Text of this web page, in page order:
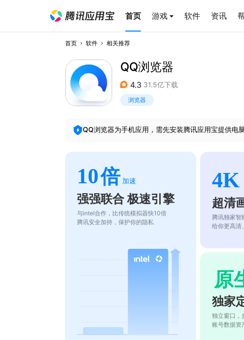
首页 游戏 软件 资讯
首页 软件 相关推荐
QQ浏览器
4.3 31.5亿下载
浏览器
QQ浏览器为手机应用，需先安装腾讯应用宝提供电
10倍 加速
强强联合 极速引擎
与intel合作，比传统模拟器快10倍
腾讯安全加持，保护你的隐私
4K
超清
腾讯独家智
给你更高清
原
独家
独立窗口，
账号数据资